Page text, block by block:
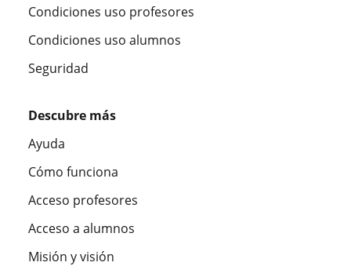
Condiciones uso profesores
Condiciones uso alumnos
Seguridad
Descubre más
Ayuda
Cómo funciona
Acceso profesores
Acceso a alumnos
Misión y visión